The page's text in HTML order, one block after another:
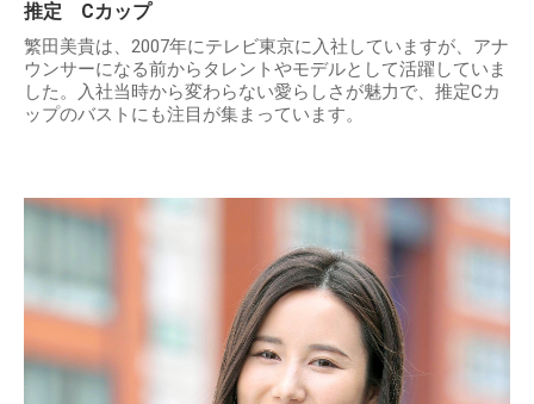
推定 Cカップ
繁田美貴は、2007年にテレビ東京に入社していますが、アナ
ウンサーになる前からタレントやモデルとして活躍していま
した。入社当時から変わらない愛らしさが魅力で、推定Cカ
ップのバストにも注目が集まっています。